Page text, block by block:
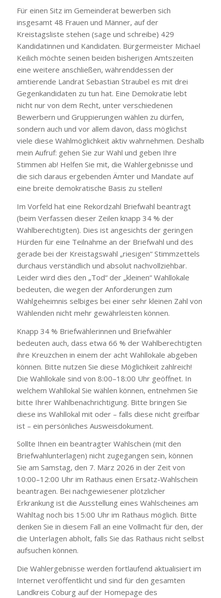
Für einen Sitz im Gemeinderat bewerben sich
insgesamt 48 Frauen und Männer, auf der
Kreistagsliste stehen (sage und schreibe) 429
Kandidatinnen und Kandidaten. Bürgermeister Michael
Keilich möchte seinen beiden bisherigen Amtszeiten
eine weitere anschließen, währenddessen der
amtierende Landrat Sebastian Straubel es mit drei
Gegenkandidaten zu tun hat. Eine Demokratie lebt
nicht nur von dem Recht, unter verschiedenen
Bewerbern und Gruppierungen wählen zu dürfen,
sondern auch und vor allem davon, dass möglichst
viele diese Wahlmöglichkeit aktiv wahrnehmen. Deshalb
mein Aufruf: gehen Sie zur Wahl und geben Ihre
Stimmen ab! Helfen Sie mit, die Wahlergebnisse und
die sich daraus ergebenden Ämter und Mandate auf
eine breite demokratische Basis zu stellen!
Im Vorfeld hat eine Rekordzahl Briefwahl beantragt
(beim Verfassen dieser Zeilen knapp 34 % der
Wahlberechtigten). Dies ist angesichts der geringen
Hürden für eine Teilnahme an der Briefwahl und des
gerade bei der Kreistagswahl „riesigen“ Stimmzettels
durchaus verständlich und absolut nachvollziehbar.
Leider wird dies den „Tod“ der „kleinen“ Wahllokale
bedeuten, die wegen der Anforderungen zum
Wahlgeheimnis selbiges bei einer sehr kleinen Zahl von
Wählenden nicht mehr gewährleisten können.
Knapp 34 % Briefwählerinnen und Briefwähler
bedeuten auch, dass etwa 66 % der Wahlberechtigten
ihre Kreuzchen in einem der acht Wahllokale abgeben
können. Bitte nutzen Sie diese Möglichkeit zahlreich!
Die Wahllokale sind von 8:00–18:00 Uhr geöffnet. In
welchem Wahllokal Sie wählen können, entnehmen Sie
bitte Ihrer Wahlbenachrichtigung. Bitte bringen Sie
diese ins Wahllokal mit oder – falls diese nicht greifbar
ist – ein persönliches Ausweisdokument.
Sollte Ihnen ein beantragter Wahlschein (mit den
Briefwahlunterlagen) nicht zugegangen sein, können
Sie am Samstag, den 7. März 2026 in der Zeit von
10:00–12:00 Uhr im Rathaus einen Ersatz-Wahlschein
beantragen. Bei nachgewiesener plötzlicher
Erkrankung ist die Ausstellung eines Wahlscheines am
Wahltag noch bis 15:00 Uhr im Rathaus möglich. Bitte
denken Sie in diesem Fall an eine Vollmacht für den, der
die Unterlagen abholt, falls Sie das Rathaus nicht selbst
aufsuchen können.
Die Wahlergebnisse werden fortlaufend aktualisiert im
Internet veröffentlicht und sind für den gesamten
Landkreis Coburg auf der Homepage des